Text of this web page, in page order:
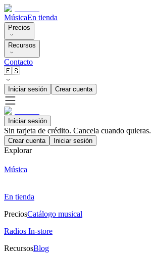
MúsicaEn tienda
Precios
Recursos
Contacto
🇪🇸
Iniciar sesión Crear cuenta
Iniciar sesión
Sin tarjeta de crédito. Cancela cuando quieras.
Crear cuenta Iniciar sesión
Explorar
Música
En tienda
PreciosCatálogo musical
Radios In-store
RecursosBlog